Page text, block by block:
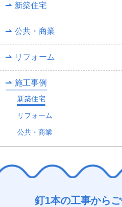
新築住宅
公共・商業
リフォーム
施工事例
新築住宅
リフォーム
公共・商業
釘1本の工事から